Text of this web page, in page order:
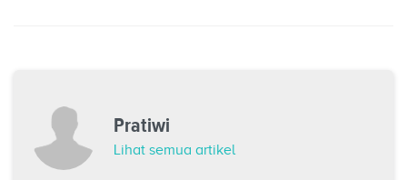
Pratiwi
Lihat semua artikel